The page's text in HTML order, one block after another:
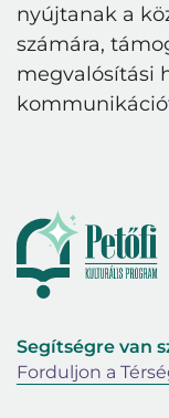
nyújtanak a
számára,
megvalósítási
Segítségre van
Forduljon a